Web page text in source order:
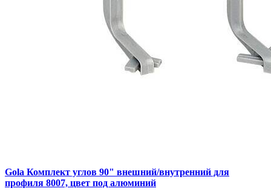
Gola Комплект углов 90" внешний/внутренний для
профиля 8007, цвет под алюминий